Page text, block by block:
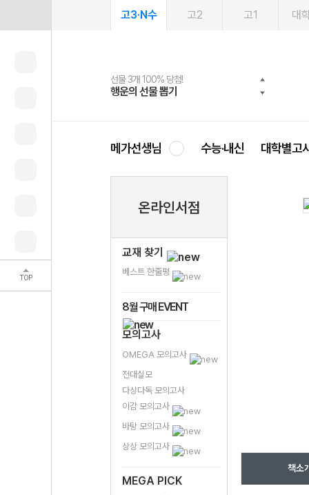
TOP
고3·N수 고2 고1 대
선물 3개 100% 당첨!
행운의 선물 뽑기
선물 100% 증정!
메가스터디 X 올리브
여름방학 스터디 캐시백
메가런 썸머스쿨
2027 러셀 단과
강사 공개선발
스마트러닝앱
설문 EVENT
메가패스
3일 무료 체험권
메가패스 수강생 무료혜택!
메가클럽 멤버십
사회공헌 캠페인
희망이룸 메가나눔
메가선생님 수능·내신 대학별고
온라인서점
교재 찾기
베스트 한줄평
8월 구매 EVENT
모의고사
OMEGA 모의고사
전대실모
다상다독 모의고사
이감 모의고사
바탕 모의고사
상상 모의고사
MEGA PICK
책소